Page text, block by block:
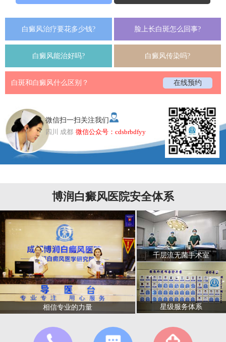
白癜风治疗要花多少钱? 脸上长白斑怎么回事?
白癜风能治好吗? 白癜风传染吗?
白斑和白癜风什么区别？ 在线预约
微信扫一扫关注我们
四川 成都 微信公众号：cdsbrbdfyy
博润白癜风医院安全体系
相信专业的力量
千层流无菌手术室
星级服务体系